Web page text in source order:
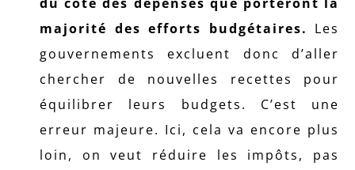
majorité des efforts budgétaires. Les
gouvernements excluent donc d’aller
chercher de nouvelles recettes pour
équilibrer leurs budgets. C’est une
erreur majeure. Ici, cela va encore plus
loin, on veut réduire les impôts, pas